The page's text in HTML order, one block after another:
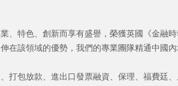
、特色、創新而享有盛譽，榮獲英國《金融
在該領域的優勢，我們的專業團隊精通中國
打包放款、進出口發票融資、保理、福費廷